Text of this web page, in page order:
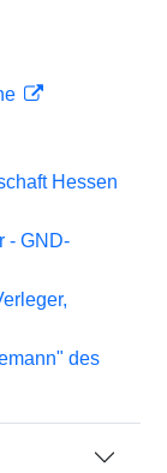
Hessen
- GND-
des